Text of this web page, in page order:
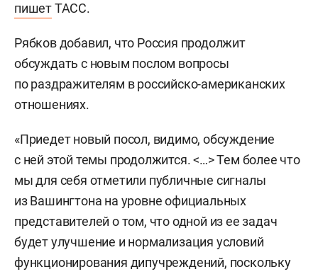
пишетТАСС.
Рябков добавил, что Россия продолжит
обсуждать с новым послом вопросы
по раздражителям в российско-американских
отношениях.
«Приедет новый посол, видимо, обсуждение
с ней этой темы продолжится. <…> Тем более что
мы для себя отметили публичные сигналы
из Вашингтона на уровне официальных
представителей о том, что одной из ее задач
будет улучшение и нормализация условий
функционирования дипучреждений, поскольку